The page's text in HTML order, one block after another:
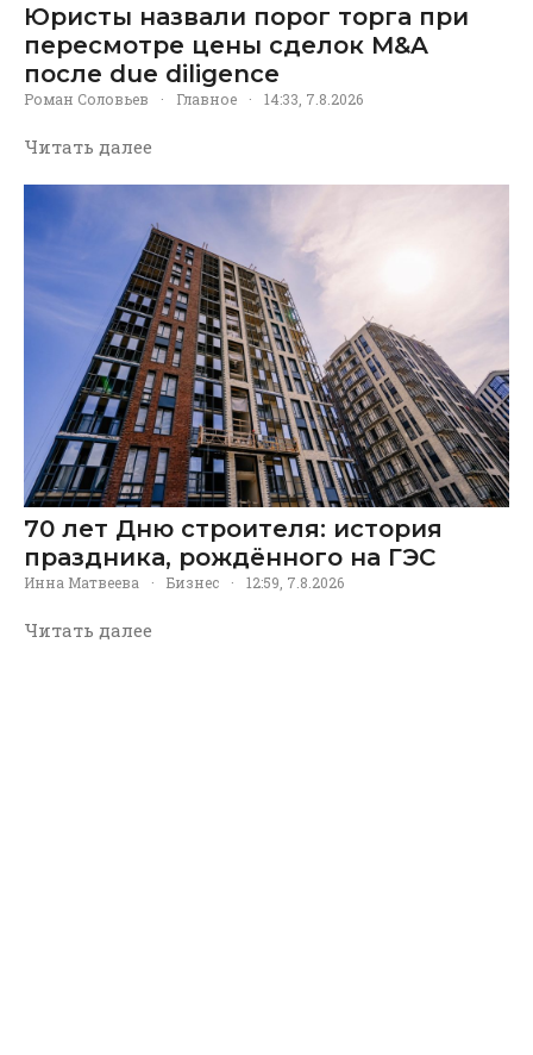
Юристы назвали порог торга при
пересмотре цены сделок M&A
после due diligence
Роман Соловьев · Главное · 14:33, 7.8.2026
Читать далее
70 лет Дню строителя: история
праздника, рождённого на ГЭС
Инна Матвеева · Бизнес · 12:59, 7.8.2026
Читать далее